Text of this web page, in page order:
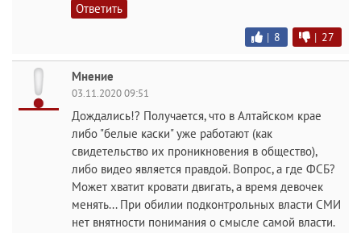
Ответить
| 8 | 27
Мнение
03.11.2020 09:51
Дождались!? Получается, что в Алтайском крае
либо "белые каски" уже работают (как
свидетельство их проникновения в общество),
либо видео является правдой. Вопрос, а где ФСБ?
Может хватит кровати двигать, а время девочек
менять... При обилии подконтрольных власти СМИ
нет внятности понимания о смысле самой власти.